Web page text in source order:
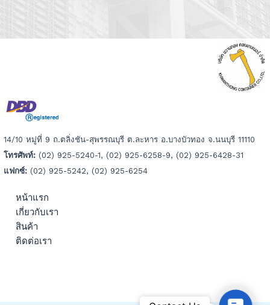
14/10 หมู่ที่ 9 ถ.ตลิ่งชัน-สุพรรณบุรี ต.ละหาร อ.บางบัวทอง จ.นนบุรี 11110
โทรศัพท์: (02) 925-5240-1, (02) 925-6258-9, (02) 925-6428-31
แฟกซ์: (02) 925-5242, (02) 925-6254
หน้าแรก
เกี่ยวกับเรา
สินค้า
ติดต่อเรา